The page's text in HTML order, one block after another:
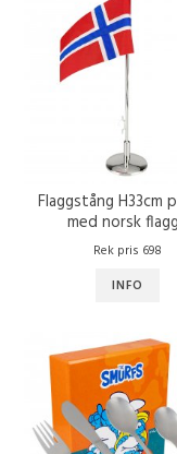
Flaggstång H33cm
med norsk
Rek pris 698
INFO